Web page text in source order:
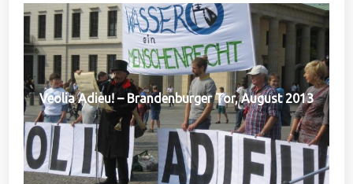
Veolia Adieu! – Brandenburger Tor, August 2013